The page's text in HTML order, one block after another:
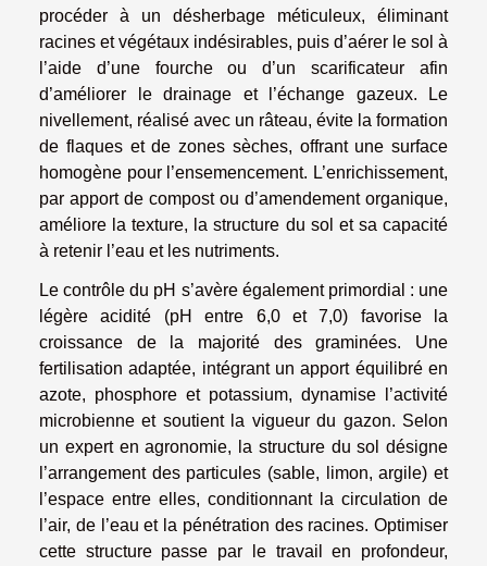
procéder à un désherbage méticuleux, éliminant
racines et végétaux indésirables, puis d’aérer le sol à
l’aide d’une fourche ou d’un scarificateur afin
d’améliorer le drainage et l’échange gazeux. Le
nivellement, réalisé avec un râteau, évite la formation
de flaques et de zones sèches, offrant une surface
homogène pour l’ensemencement. L’enrichissement,
par apport de compost ou d’amendement organique,
améliore la texture, la structure du sol et sa capacité
à retenir l’eau et les nutriments.
Le contrôle du pH s’avère également primordial : une
légère acidité (pH entre 6,0 et 7,0) favorise la
croissance de la majorité des graminées. Une
fertilisation adaptée, intégrant un apport équilibré en
azote, phosphore et potassium, dynamise l’activité
microbienne et soutient la vigueur du gazon. Selon
un expert en agronomie, la structure du sol désigne
l’arrangement des particules (sable, limon, argile) et
l’espace entre elles, conditionnant la circulation de
l’air, de l’eau et la pénétration des racines. Optimiser
cette structure passe par le travail en profondeur,